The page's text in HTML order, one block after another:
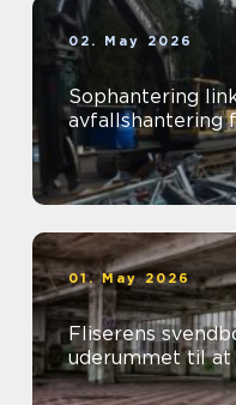
02. May 2026
Sophantering
avfallshantering
01. May 2026
Fliserens svendborg sådan
uderummet til at